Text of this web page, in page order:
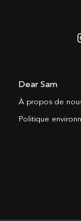
Dear Sam
À propos de
Politique